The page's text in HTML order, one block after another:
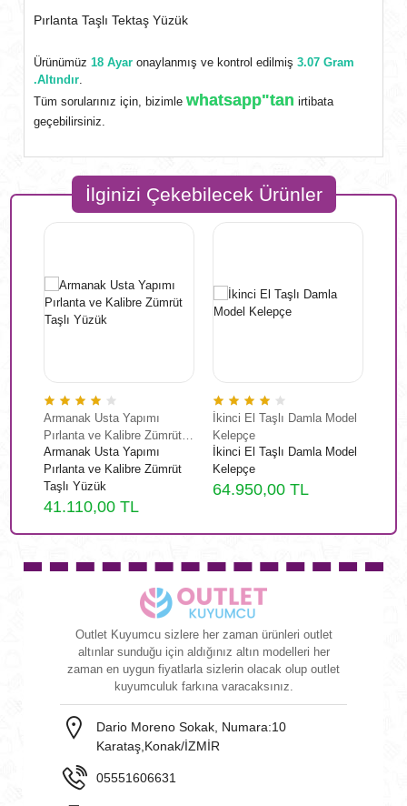
Pırlanta Taşlı Tektaş Yüzük
Ürünümüz18 Ayar onaylanmış ve kontrol edilmiş3.07 Gram
.Altındır.
Tüm sorularınız için, bizimlewhatsapp"tan irtibata
geçebilirsiniz.
İlginizi Çekebilecek Ürünler
Armanak Usta Yapımı
Pırlanta ve Kalibre Zümrüt
Taşlı Yüzük
Armanak Usta Yapımı
Pırlanta ve Kalibre Zümrüt
Taşlı Yüzük
41.110,00 TL
İkinci El Taşlı Damla Model
Kelepçe
İkinci El Taşlı Damla Model
Kelepçe
64.950,00 TL
Outlet Kuyumcu sizlere her zaman ürünleri outlet
altınlar sunduğu için aldığınız altın modelleri her
zaman en uygun fiyatlarla sizlerin olacak olup outlet
kuyumculuk farkına varacaksınız.
Dario Moreno Sokak, Numara:10
Karataş,Konak/İZMİR
05551606631